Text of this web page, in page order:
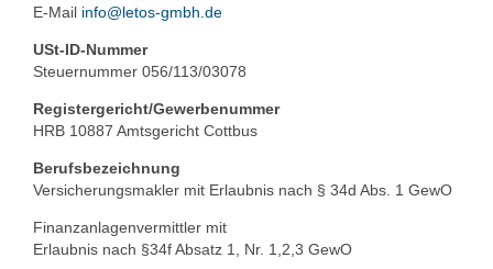
E-Mail info@letos-gmbh.de
USt-ID-Nummer
Steuernummer 056/113/03078
Registergericht/Gewerbenummer
HRB 10887 Amtsgericht Cottbus
Berufsbezeichnung
Versicherungsmakler mit Erlaubnis nach § 34d Abs. 1 GewO
Finanzanlagenvermittler mit
Erlaubnis nach §34f Absatz 1, Nr. 1,2,3 GewO